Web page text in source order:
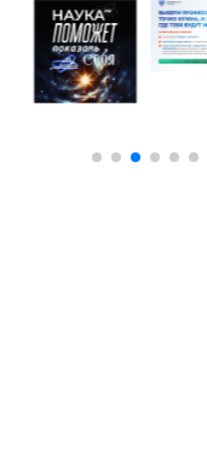
ЦЕНТР
НОВОСТИ
РАБОТА В